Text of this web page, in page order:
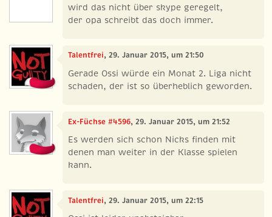
wird das nicht über skype geregelt,
der opa schreibt das doch immer.
Talentfrei, 29. Januar 2015, um 21:50
Gerade Ossi würde ein Monat 2. Liga nicht
schaden, der ist so überheblich geworden.
Ex-Füchse #4596, 29. Januar 2015, um 21:52
Es werden sich schon Nicks finden mit
denen man weiter in der Klasse spielen
kann.
Talentfrei, 29. Januar 2015, um 22:15